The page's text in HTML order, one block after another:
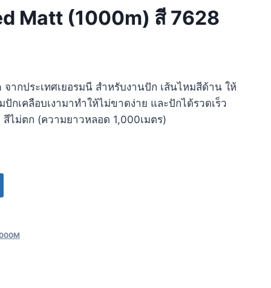
Matt (1000m) สี 7628
ากประเทศเยอรมนี สำหรับงานปัก เส้นไหมสีด้าน ให้
กเคลือบเงามาทำให้ไม่ขาดง่าย และปักได้รวดเร็ว
ไม่ตก (ความยาวหลอด 1,000เมตร)